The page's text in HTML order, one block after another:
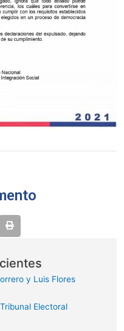
y Luis Flores
Electoral